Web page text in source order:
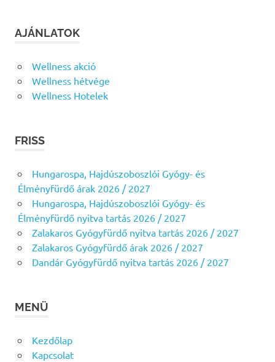
AJÁNLATOK
Wellness akció
Wellness hétvége
Wellness Hotelek
FRISS
Hungarospa, Hajdúszoboszlói Gyógy- és
Élményfürdő árak 2026 / 2027
Hungarospa, Hajdúszoboszlói Gyógy- és
Élményfürdő nyitva tartás 2026 / 2027
Zalakaros Gyógyfürdő nyitva tartás 2026 / 2027
Zalakaros Gyógyfürdő árak 2026 / 2027
Dandár Gyógyfürdő nyitva tartás 2026 / 2027
MENÜ
Kezdőlap
Kapcsolat